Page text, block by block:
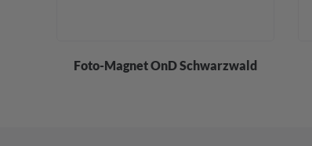
Foto-Magnet OnD Schwarzwald